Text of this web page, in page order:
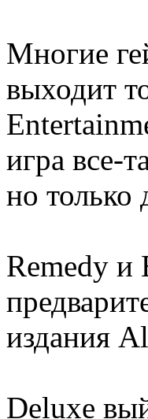
Многие
выходит
игра все-
но только
Remedy и
издания
Deluxe